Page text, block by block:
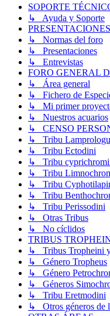
SOPORTE
↳ Ayuda y Soporte
↳ Normas del foro
↳ Presentaciones
↳ Entrevistas
FORO GENERAL
↳ Área general
↳ Fichero de
↳ Mi primer
↳ Nuestros acuarios
↳ CENSO
↳ Tribu
↳ Tribu Ectodini
↳ Tribu
↳ Tribu
↳ Tribu
↳ Tribu
↳ Tribu Perissodini
↳ Otras Tribus
↳ No cíclidos
TRIBUS
↳ Tribus Tropheini
↳ Género Tropheus
↳ Género
↳ Géneros
↳ Tribu Eretmodini
↳ Otros géneros de